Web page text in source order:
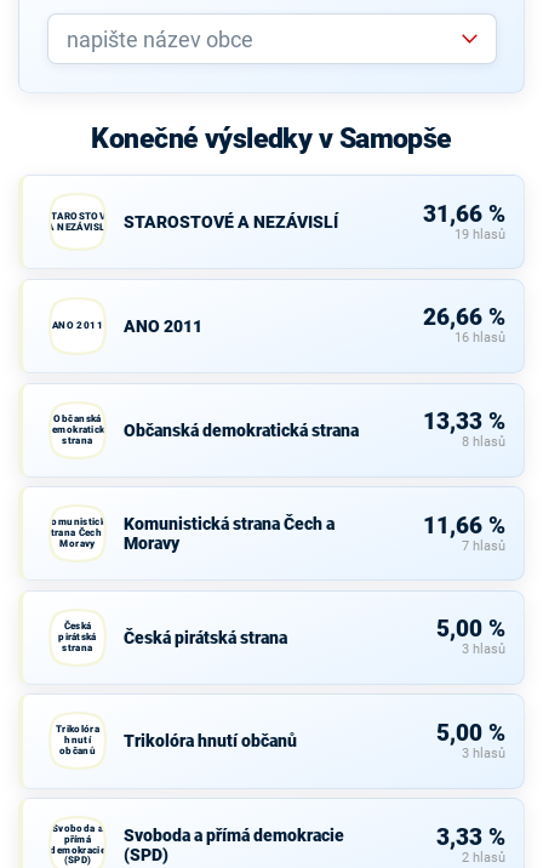
Konečné výsledky v Samopše
STAROSTOVÉ
A NEZÁVISLÍ
STAROSTOVÉ A NEZÁVISLÍ 31,66 %
19 hlasů
ANO 2011 ANO 2011 26,66 %
16 hlasů
Občanská
demokratická
strana
Občanská demokratická strana 13,33 %
8 hlasů
Komunistická
strana Čech a
Moravy
Komunistická strana Čech a
Moravy
11,66 %
7 hlasů
Česká
pirátská
strana
Česká pirátská strana 5,00 %
3 hlasů
Trikolóra
hnutí
občanů
Trikolóra hnutí občanů 5,00 %
3 hlasů
Svoboda a
přímá
demokracie
(SPD)
Svoboda a přímá demokracie
(SPD)
3,33 %
2 hlasů